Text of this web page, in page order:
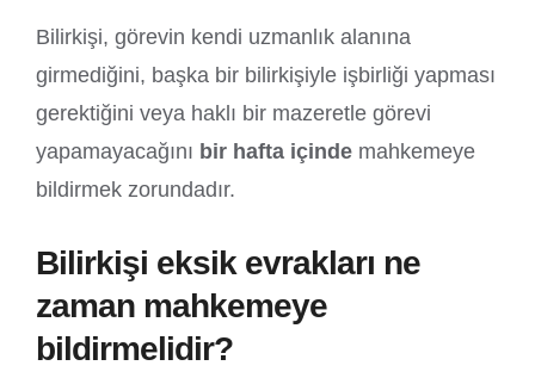
Bilirkişi, görevin kendi uzmanlık alanına
girmediğini, başka bir bilirkişiyle işbirliği yapması
gerektiğini veya haklı bir mazeretle görevi
yapamayacağını bir hafta içinde mahkemeye
bildirmek zorundadır.
Bilirkişi eksik evrakları ne
zaman mahkemeye
bildirmelidir?